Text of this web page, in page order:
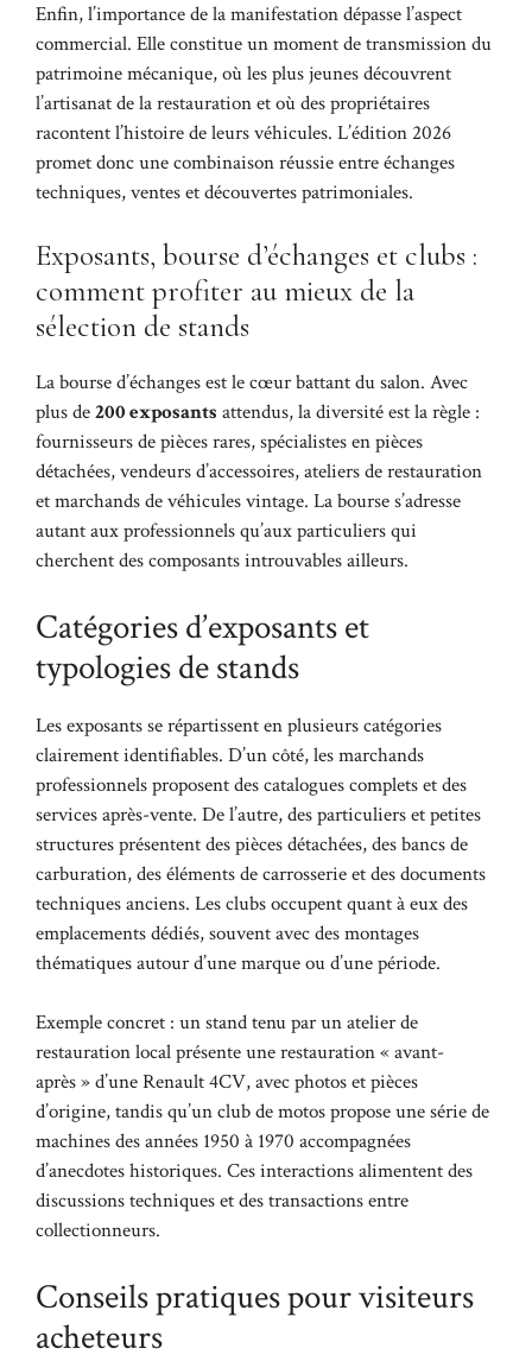
Enfin, l’importance de la manifestation dépasse l’aspect
commercial. Elle constitue un moment de transmission du
patrimoine mécanique, où les plus jeunes découvrent
l’artisanat de la restauration et où des propriétaires
racontent l’histoire de leurs véhicules. L’édition 2026
promet donc une combinaison réussie entre échanges
techniques, ventes et découvertes patrimoniales.
Exposants, bourse d’échanges et clubs :
comment profiter au mieux de la
sélection de stands
La bourse d’échanges est le cœur battant du salon. Avec
plus de200 exposants attendus, la diversité est la règle :
fournisseurs de pièces rares, spécialistes en pièces
détachées, vendeurs d’accessoires, ateliers de restauration
et marchands de véhicules vintage. La bourse s’adresse
autant aux professionnels qu’aux particuliers qui
cherchent des composants introuvables ailleurs.
Catégories d’exposants et
typologies de stands
Les exposants se répartissent en plusieurs catégories
clairement identifiables. D’un côté, les marchands
professionnels proposent des catalogues complets et des
services après-vente. De l’autre, des particuliers et petites
structures présentent des pièces détachées, des bancs de
carburation, des éléments de carrosserie et des documents
techniques anciens. Les clubs occupent quant à eux des
emplacements dédiés, souvent avec des montages
thématiques autour d’une marque ou d’une période.
Exemple concret : un stand tenu par un atelier de
restauration local présente une restauration « avant-
après » d’une Renault 4CV, avec photos et pièces
d’origine, tandis qu’un club de motos propose une série de
machines des années 1950 à 1970 accompagnées
d’anecdotes historiques. Ces interactions alimentent des
discussions techniques et des transactions entre
collectionneurs.
Conseils pratiques pour visiteurs
acheteurs